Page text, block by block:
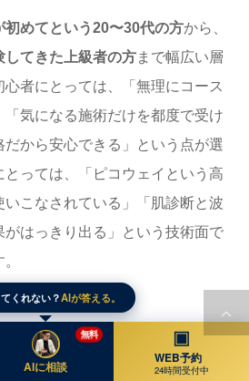
初めてという20〜30代の方から、
してきた上級者の方まで幅広い層
者にとっては、「無理にコース
気になる施術だけを都度で受け
だから安心できる」という点が選
っては、「ピコウェイという高
こなされている」「肌診断と波
はっきり出る」という技術面で
いのも“本物”の証
くれない？AIが答える。
AIに相談
無料 ▣
WEB予約
24時間受付中